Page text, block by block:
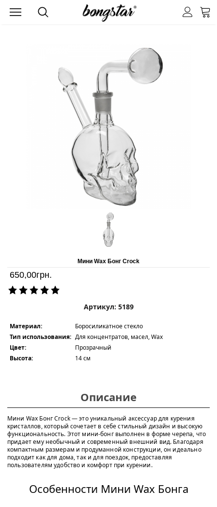
Мини Wax Бонг Crock
650,00грн.
Артикул: 5189
Материал:
Боросиликатное стекло
Тип использования: Для концентратов, масел, Wax
Цвет:
Прозрачный
Высота:
14 см
Описание
Мини Wax Бонг Crock — это уникальный аксессуар для курения
кристаллов, который сочетает в себе стильный дизайн и высокую
функциональность. Этот мини-бонг выполнен в форме черепа, что
придает ему необычный и современный внешний вид. Благодаря
компактным размерам и продуманной конструкции, он идеально
подходит как для дома, так и для поездок, предоставляя
пользователям удобство и комфорт при курении.
Особенности Мини Wax Бонга